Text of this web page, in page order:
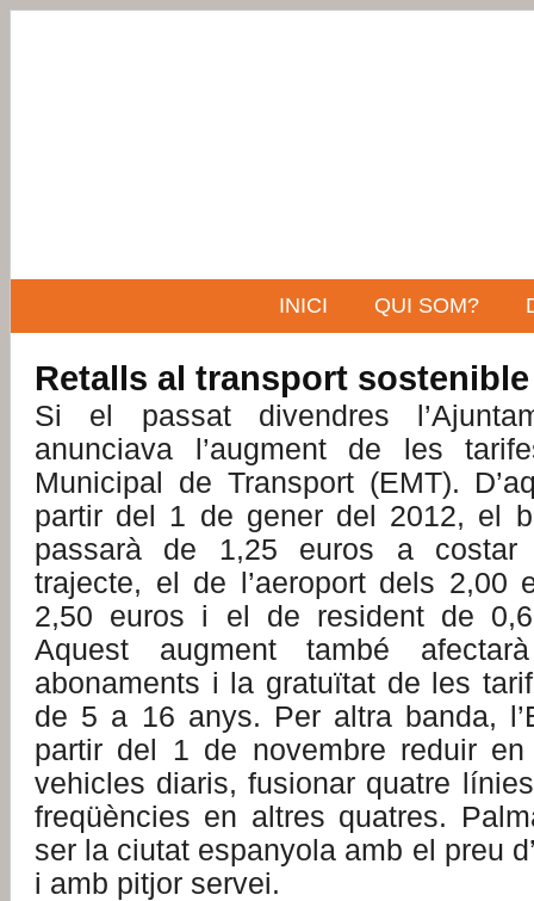
INICI QUI SOM?
Retalls al transport sostenible
Si el passat divendres
anunciava l’augment de les
Municipal de Transport (EMT).
partir del 1 de gener del 2012, el
passarà de 1,25 euros a costar
trajecte, el de l’aeroport dels 2,00
2,50 euros i el de resident de
Aquest augment també
abonaments i la gratuïtat de les
de 5 a 16 anys. Per altra banda,
partir del 1 de novembre reduir
vehicles diaris, fusionar quatre
freqüències en altres quatres.
ser la ciutat espanyola amb el preu
i amb pitjor servei.